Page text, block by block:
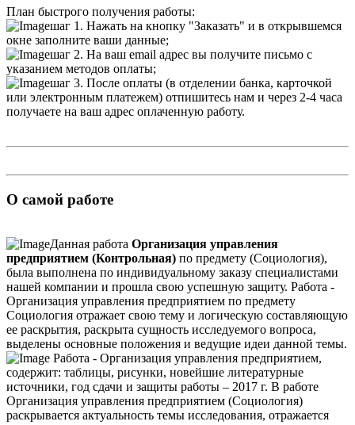
План быстрого получения работы:
шаг 1. Нажать на кнопку "Заказать" и в открывшемся
окне заполните ваши данные;
шаг 2. На ваш email адрес вы получите письмо с
указанием методов оплаты;
шаг 3. После оплаты (в отделении банка, карточкой
или электронным платежем) отпишитесь нам и через 2-4 часа
получаете на ваш адрес оплаченную работу.
О самой работе
Данная работа Организация управления
предприятием (Контрольная) по предмету (Социология),
была выполнена по индивидуальному заказу специалистами
нашей компании и прошла свою успешную защиту. Работа -
Организация управления предприятием по предмету
Социология отражает свою тему и логическую составляющую
ее раскрытия, раскрыта сущность исследуемого вопроса,
выделены основные положения и ведущие идеи данной темы.
Работа - Организация управления предприятием,
содержит: таблицы, рисунки, новейшие литературные
источники, год сдачи и защиты работы – 2017 г. В работе
Организация управления предприятием (Социология)
раскрывается актуальность темы исследования, отражается